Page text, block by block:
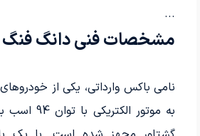
...
مشخصات فنی دانگ فنگ
نامی باکس وارداتی، یکی از